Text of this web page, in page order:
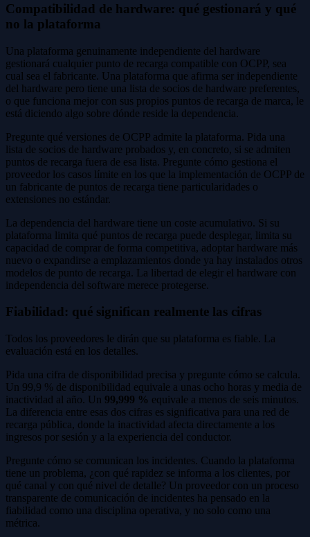
Compatibilidad de hardware: qué gestionará y qué
no la plataforma
Una plataforma genuinamente independiente del hardware
gestionará cualquier punto de recarga compatible con OCPP, sea
cual sea el fabricante. Una plataforma que afirma ser independiente
del hardware pero tiene una lista de socios de hardware preferentes,
o que funciona mejor con sus propios puntos de recarga de marca, le
está diciendo algo sobre dónde reside la dependencia.
Pregunte qué versiones de OCPP admite la plataforma. Pida una
lista de socios de hardware probados y, en concreto, si se admiten
puntos de recarga fuera de esa lista. Pregunte cómo gestiona el
proveedor los casos límite en los que la implementación de OCPP de
un fabricante de puntos de recarga tiene particularidades o
extensiones no estándar.
La dependencia del hardware tiene un coste acumulativo. Si su
plataforma limita qué puntos de recarga puede desplegar, limita su
capacidad de comprar de forma competitiva, adoptar hardware más
nuevo o expandirse a emplazamientos donde ya hay instalados otros
modelos de punto de recarga. La libertad de elegir el hardware con
independencia del software merece protegerse.
Fiabilidad: qué significan realmente las cifras
Todos los proveedores le dirán que su plataforma es fiable. La
evaluación está en los detalles.
Pida una cifra de disponibilidad precisa y pregunte cómo se calcula.
Un 99,9 % de disponibilidad equivale a unas ocho horas y media de
inactividad al año. Un 99,999 % equivale a menos de seis minutos.
La diferencia entre esas dos cifras es significativa para una red de
recarga pública, donde la inactividad afecta directamente a los
ingresos por sesión y a la experiencia del conductor.
Pregunte cómo se comunican los incidentes. Cuando la plataforma
tiene un problema, ¿con qué rapidez se informa a los clientes, por
qué canal y con qué nivel de detalle? Un proveedor con un proceso
transparente de comunicación de incidentes ha pensado en la
fiabilidad como una disciplina operativa, y no solo como una
métrica.